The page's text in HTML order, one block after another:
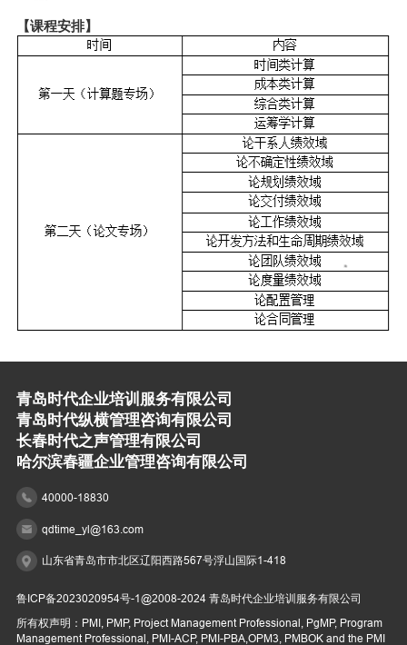
【课程安排】
青岛时代企业培训服务有限公司
青岛时代纵横管理咨询有限公司
长春时代之声管理有限公司
哈尔滨春疆企业管理咨询有限公司
40000-18830
qdtime_yl@163.com
山东省青岛市市北区辽阳西路567号浮山国际1-418
鲁ICP备2023020954号-1@2008-2024 青岛时代企业培训服务有限公司
所有权声明：PMI, PMP, Project Management Professional, PgMP, Program
Management Professional, PMI-ACP, PMI-PBA,OPM3, PMBOK and the PMI